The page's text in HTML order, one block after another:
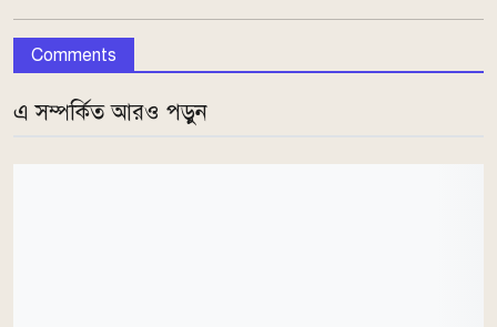
Comments
এ সম্পর্কিত আরও পড়ুন